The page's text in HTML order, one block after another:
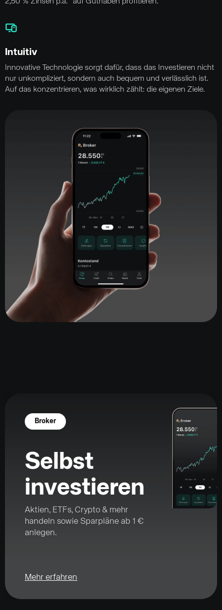
Intuitiv
Innovative Technologie sorgt dafür, dass das Investieren nicht
nur unkompliziert, sondern auch bequem und verlässlich ist.
Auf das konzentrieren, was wirklich zählt: die eigenen Ziele.
Broker
Selbst
investieren
Aktien, ETFs, Crypto & mehr
handeln sowie Sparpläne ab 1 €
anlegen.
Mehr erfahren